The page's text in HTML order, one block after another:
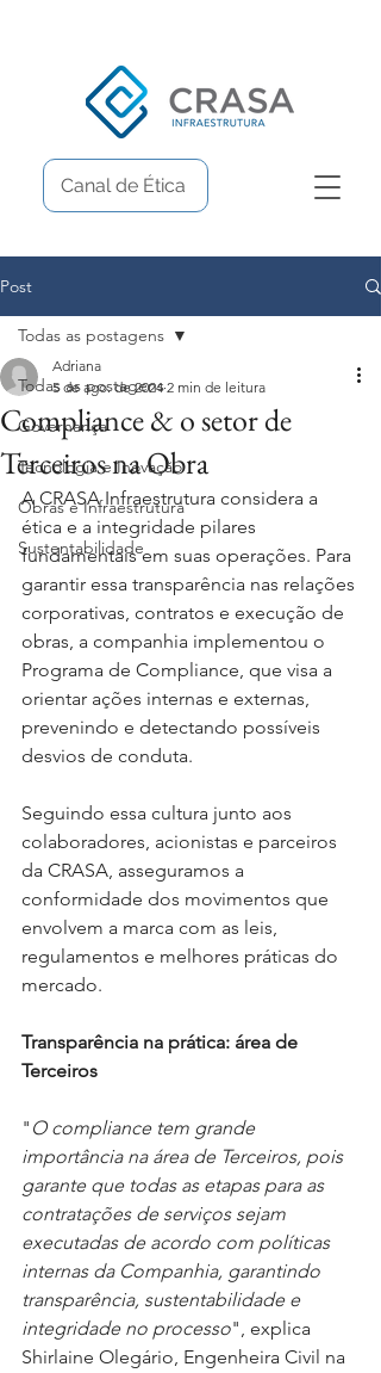
Canal de Ética
Post
Todas as postagens
Governança
Tecnologia e Inovação
Obras e Infraestrutura
Sustentabilidade
Todas as postagens
Compliance & o setor de
Terceiros na Obra
Adriana
5 de ago. de 2024 2 min de leitura
A CRASA Infraestrutura considera a
ética e a integridade pilares
fundamentais em suas operações. Para
garantir essa transparência nas relações
corporativas, contratos e execução de
obras, a companhia implementou o
Programa de Compliance, que visa a
orientar ações internas e externas,
prevenindo e detectando possíveis
desvios de conduta.
Seguindo essa cultura junto aos
colaboradores, acionistas e parceiros
da CRASA, asseguramos a
conformidade dos movimentos que
envolvem a marca com as leis,
regulamentos e melhores práticas do
mercado.
Transparência na prática: área de
Terceiros
" O compliance tem grande
importância na área de Terceiros, pois
garante que todas as etapas para as
contratações de serviços sejam
executadas de acordo com políticas
internas da Companhia, garantindo
transparência, sustentabilidade e
integridade no processo", explica
Shirlaine Olegário, Engenheira Civil na